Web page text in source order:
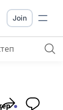
Join